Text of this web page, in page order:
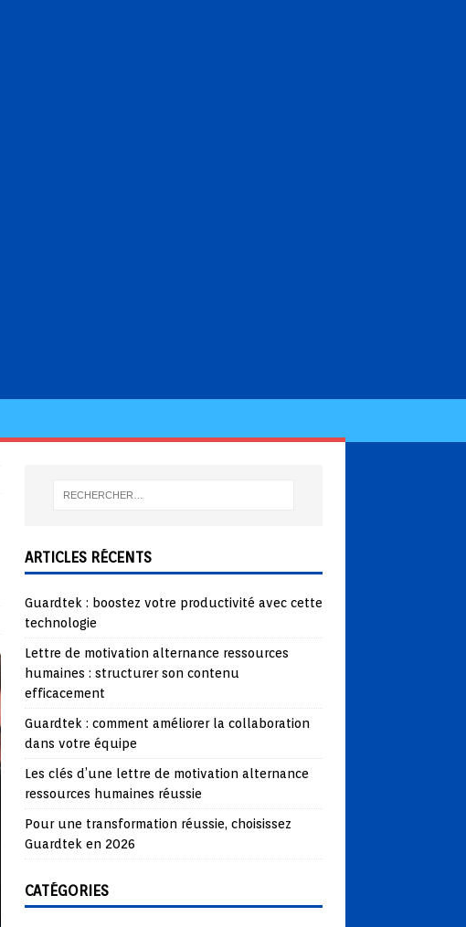
ARTICLES RÉCENTS
Guardtek : boostez votre productivité avec cette
technologie
Lettre de motivation alternance ressources
humaines : structurer son contenu
efficacement
Guardtek : comment améliorer la collaboration
dans votre équipe
Les clés d’une lettre de motivation alternance
ressources humaines réussie
Pour une transformation réussie, choisissez
Guardtek en 2026
CATÉGORIES